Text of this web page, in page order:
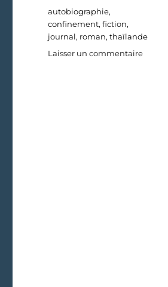
Étiquettes
autobiographie,
confinement,fiction,
journal, roman,thaïlande
Laisser un commentairesur